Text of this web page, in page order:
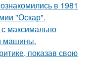
в 1981
"Оскар".
с максимально
машины.
показав свою